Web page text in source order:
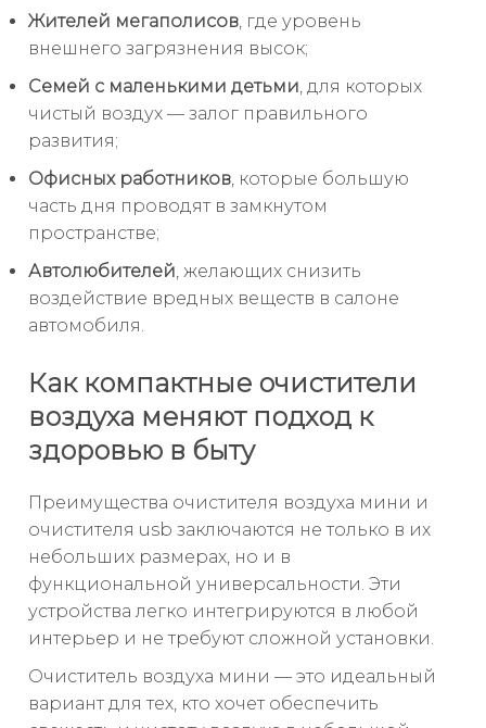
Жителей мегаполисов, где уровень
внешнего загрязнения высок;
Семей с маленькими детьми, для которых
чистый воздух — залог правильного
развития;
Офисных работников, которые большую
часть дня проводят в замкнутом
пространстве;
Автолюбителей, желающих снизить
воздействие вредных веществ в салоне
автомобиля.
Как компактные очистители
воздуха меняют подход к
здоровью в быту
Преимущества очистителя воздуха мини и
очистителя usb заключаются не только в их
небольших размерах, но и в
функциональной универсальности. Эти
устройства легко интегрируются в любой
интерьер и не требуют сложной установки.
Очиститель воздуха мини — это идеальный
вариант для тех, кто хочет обеспечить